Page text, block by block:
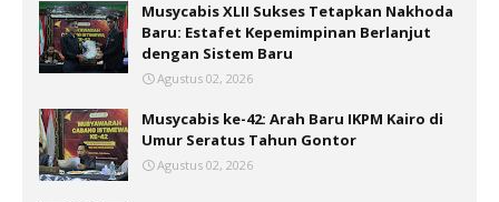
Musycabis XLII Sukses Tetapkan Nakhoda
Baru: Estafet Kepemimpinan Berlanjut
dengan Sistem Baru
Agustus 02, 2026
Musycabis ke-42: Arah Baru IKPM Kairo di
Umur Seratus Tahun Gontor
Agustus 02, 2026